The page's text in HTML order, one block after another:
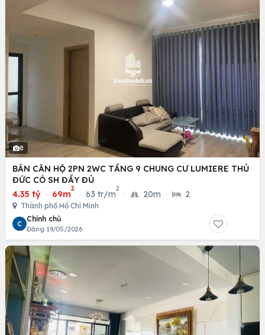
8
BÁN CĂN HỘ 2PN 2WC TẦNG 9 CHUNG CƯ LUMIERE THỦ
ĐỨC CÓ SH ĐẦY ĐỦ
4.35 tỷ · 69m
2
· 63 tr/m
2
· 20m · 2
Thành phố Hồ Chí Minh
C
Chính chủ
Đăng 19/05/2026